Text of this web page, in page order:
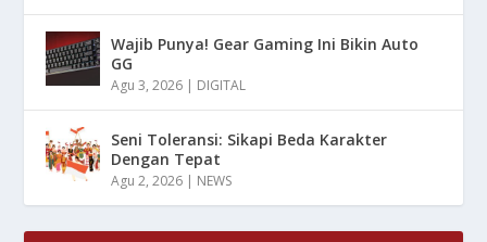
Wajib Punya! Gear Gaming Ini Bikin Auto
GG
Agu 3, 2026 | DIGITAL
Seni Toleransi: Sikapi Beda Karakter
Dengan Tepat
Agu 2, 2026 | NEWS